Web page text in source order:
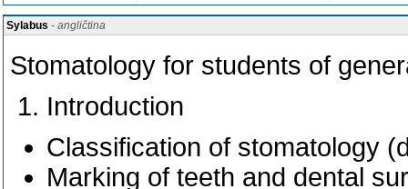
Sylabus - angličtina
Stomatology for students of
Introduction
Classification of stomatology
Marking of teeth and dental